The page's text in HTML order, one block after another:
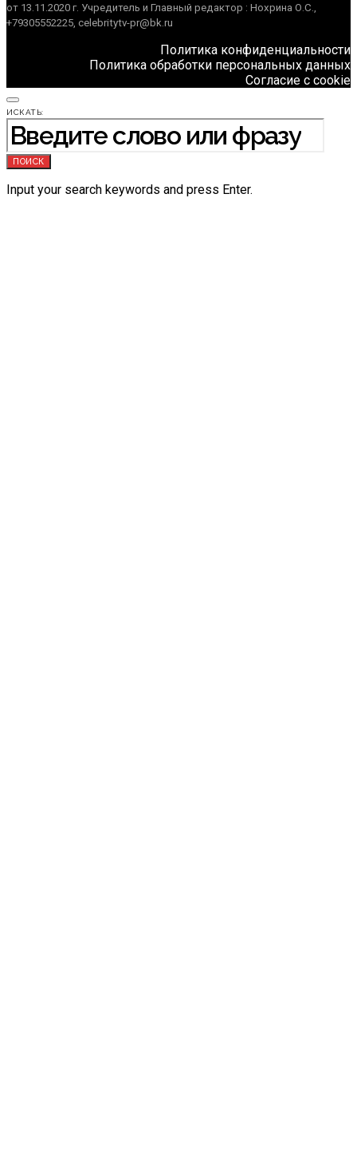
от 13.11.2020 г. Учредитель и Главный редактор : Нохрина О.С.,
+79305552225, celebritytv-pr@bk.ru
Политика конфиденциальности
Политика обработки персональных данных
Согласие с cookie
ИСКАТЬ:
ПОИСК
Input your search keywords and press Enter.